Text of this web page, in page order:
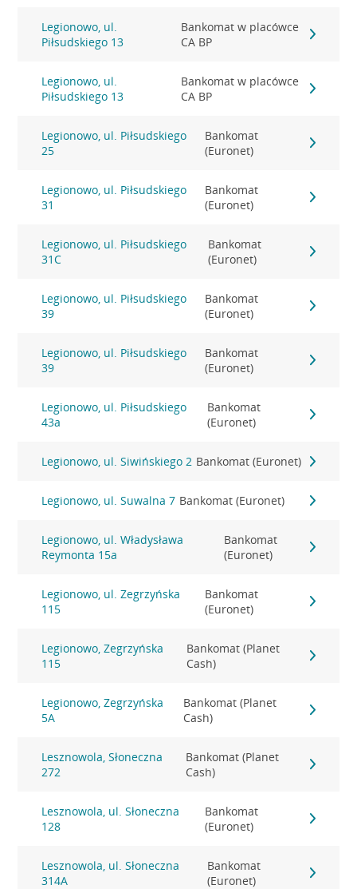
Legionowo, ul.
Piłsudskiego 13
Bankomat w placówce
CA BP
Legionowo, ul.
Piłsudskiego 13
Bankomat w placówce
CA BP
Legionowo, ul. Piłsudskiego
25
Bankomat
(Euronet)
Legionowo, ul. Piłsudskiego
31
Bankomat
(Euronet)
Legionowo, ul. Piłsudskiego
31C
Bankomat
(Euronet)
Legionowo, ul. Piłsudskiego
39
Bankomat
(Euronet)
Legionowo, ul. Piłsudskiego
39
Bankomat
(Euronet)
Legionowo, ul. Piłsudskiego
43a
Bankomat
(Euronet)
Legionowo, ul. Siwińskiego 2 Bankomat (Euronet)
Legionowo, ul. Suwalna 7 Bankomat (Euronet)
Legionowo, ul. Władysława
Reymonta 15a
Bankomat
(Euronet)
Legionowo, ul. Zegrzyńska
115
Bankomat
(Euronet)
Legionowo, Zegrzyńska
115
Bankomat (Planet
Cash)
Legionowo, Zegrzyńska
5A
Bankomat (Planet
Cash)
Lesznowola, Słoneczna
272
Bankomat (Planet
Cash)
Lesznowola, ul. Słoneczna
128
Bankomat
(Euronet)
Lesznowola, ul. Słoneczna
314A
Bankomat
(Euronet)